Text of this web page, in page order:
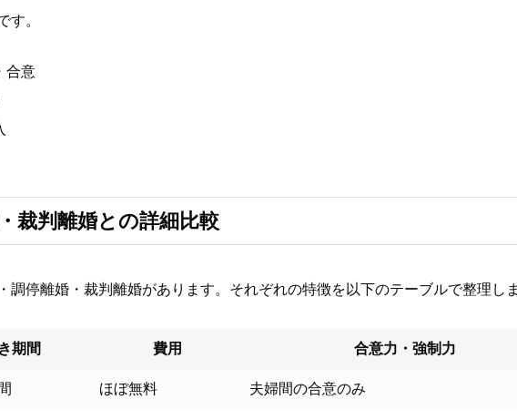
す。
合意
裁判離婚との詳細比較
調停離婚・裁判離婚があります。それぞれの特徴を以下のテーブルで整理しま
期間 費用 合意力・強制力
ほぼ無料 夫婦間の合意のみ